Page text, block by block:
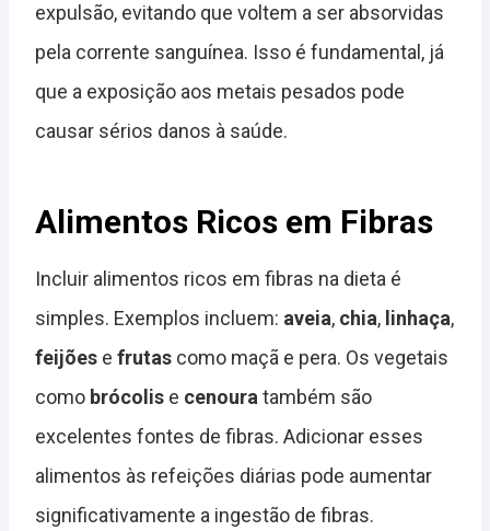
expulsão, evitando que voltem a ser absorvidas
pela corrente sanguínea. Isso é fundamental, já
que a exposição aos metais pesados pode
causar sérios danos à saúde.
Alimentos Ricos em Fibras
Incluir alimentos ricos em fibras na dieta é
simples. Exemplos incluem: aveia, chia, linhaça,
feijões e frutas como maçã e pera. Os vegetais
como brócolis e cenouratambém são
excelentes fontes de fibras. Adicionar esses
alimentos às refeições diárias pode aumentar
significativamente a ingestão de fibras.